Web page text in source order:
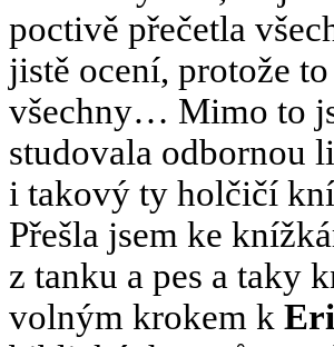
poctivě přečetla
jistě ocení, protože
všechny… Mimo to
studovala odbornou
i takový ty holčičí
Přešla jsem ke
z tanku a pes a taky
volným krokem k